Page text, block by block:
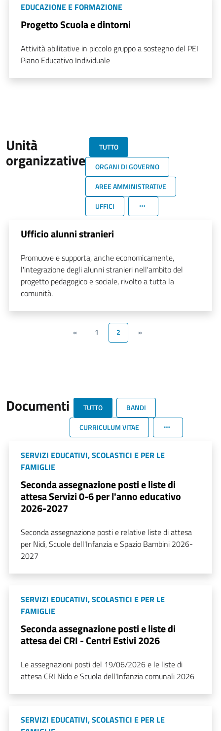
EDUCAZIONE E FORMAZIONE
Progetto Scuola e dintorni
Attività abilitative in piccolo gruppo a sostegno del PEI
Piano Educativo Individuale
Unità
organizzative
TUTTO
ORGANI DI GOVERNO
AREE AMMINISTRATIVE
UFFICI
Ufficio alunni stranieri
Promuove e supporta, anche economicamente,
l'integrazione degli alunni stranieri nell'ambito del
progetto pedagogico e sociale, rivolto a tutta la
comunità.
« 1 2 »
Documenti TUTTO
BANDI
CURRICULUM VITAE
SERVIZI EDUCATIVI, SCOLASTICI E PER LE
FAMIGLIE
Seconda assegnazione posti e liste di
attesa Servizi 0-6 per l'anno educativo
2026-2027
Seconda assegnazione posti e relative liste di attesa
per Nidi, Scuole dell'Infanzia e Spazio Bambini 2026-
2027
SERVIZI EDUCATIVI, SCOLASTICI E PER LE
FAMIGLIE
Seconda assegnazione posti e liste di
attesa dei CRI - Centri Estivi 2026
Le assegnazioni posti del 19/06/2026 e le liste di
attesa CRI Nido e Scuola dell'Infanzia comunali 2026
SERVIZI EDUCATIVI, SCOLASTICI E PER LE